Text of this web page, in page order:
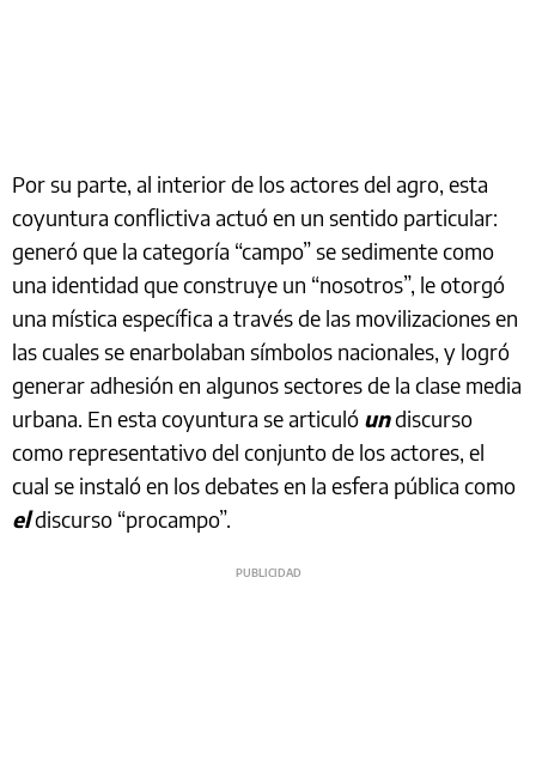
Por su parte, al interior de los actores del agro, esta
coyuntura conflictiva actuó en un sentido particular:
generó que la categoría “campo” se sedimente como
una identidad que construye un “nosotros”, le otorgó
una mística específica a través de las movilizaciones en
las cuales se enarbolaban símbolos nacionales, y logró
generar adhesión en algunos sectores de la clase media
urbana. En esta coyuntura se articuló undiscurso
como representativo del conjunto de los actores, el
cual se instaló en los debates en la esfera pública como
eldiscurso “procampo”.